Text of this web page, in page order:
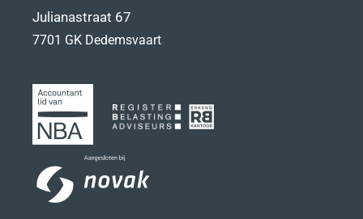
Julianastraat 67
7701 GK Dedemsvaart